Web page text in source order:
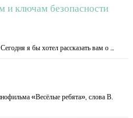
и ключам безопасности
я бы хотел рассказать вам о …
«Весёлые ребята», слова В.